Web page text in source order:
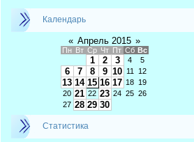
Календарь
« Апрель 2015 »
Пн Вт Ср Чт Пт Сб Вс
1 2 3 4 5
6 7 8 9 10 11 12
13 14 15 16 17 18 19
20 21 22 23 24 25 26
27 28 29 30
Статистика